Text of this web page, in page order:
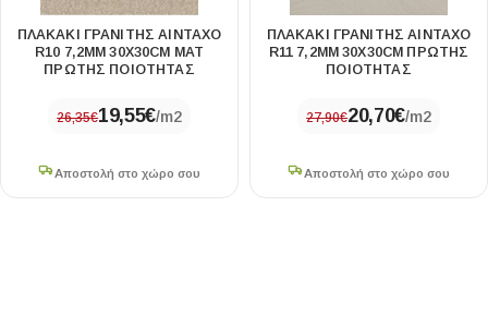
ΠΛΑΚΑΚΙ ΓΡΑΝΙΤΗΣ ΑΙΝΤΑΧΟ
R10 7,2MM 30X30CM ΜΑΤ
ΠΡΩΤΗΣ ΠΟΙΟΤΗΤΑΣ
26,35€19,55€/m2
Αποστολή στο χώρο σου
ΠΛΑΚΑΚΙ ΓΡΑΝΙΤΗΣ ΑΙΝΤΑΧΟ
R11 7,2MM 30X30CM ΠΡΩΤΗΣ
ΠΟΙΟΤΗΤΑΣ
27,90€20,70€/m2
Αποστολή στο χώρο σου